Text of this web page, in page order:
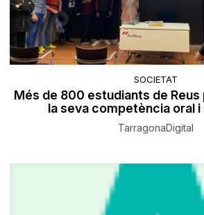
SOCIETAT
Més de 800 estudiants de Reus
la seva competència oral
TarragonaDigital